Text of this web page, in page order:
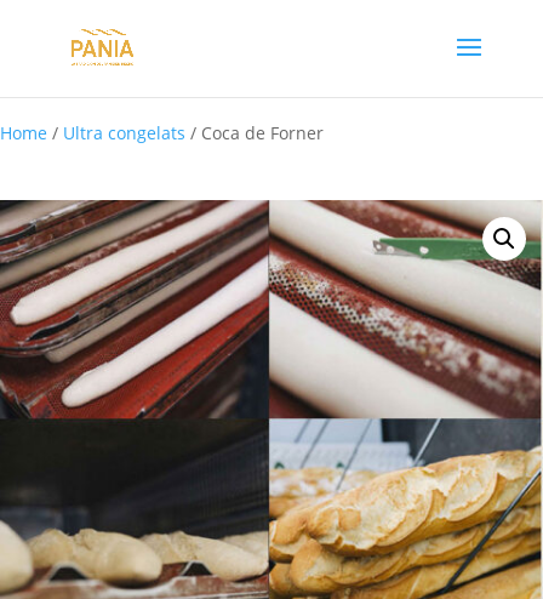
Home / Ultra congelats / Coca de Forner